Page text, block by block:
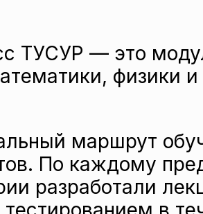
ТУСУР — это
физики
маршрут
По каждому
разработали